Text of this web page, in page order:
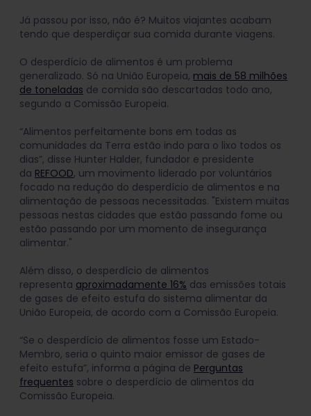
Já passou por isso, não é? Muitos viajantes acabam
tendo que desperdiçar sua comida durante viagens.
O desperdício de alimentos é um problema
generalizado. Só na União Europeia, mais de 58 milhões
de toneladas de comida são descartadas todo ano,
segundo a Comissão Europeia.
“Alimentos perfeitamente bons em todas as
comunidades da Terra estão indo para o lixo todos os
dias”, disse Hunter Halder, fundador e presidente
da REFOOD, um movimento liderado por voluntários
focado na redução do desperdício de alimentos e na
alimentação de pessoas necessitadas. "Existem muitas
pessoas nestas cidades que estão passando fome ou
estão passando por um momento de insegurança
alimentar."
Além disso, o desperdício de alimentos
representa aproximadamente 16% das emissões totais
de gases de efeito estufa do sistema alimentar da
União Europeia, de acordo com a Comissão Europeia.
“Se o desperdício de alimentos fosse um Estado-
Membro, seria o quinto maior emissor de gases de
efeito estufa”, informa a página de Perguntas
frequentes sobre o desperdício de alimentos da
Comissão Europeia.